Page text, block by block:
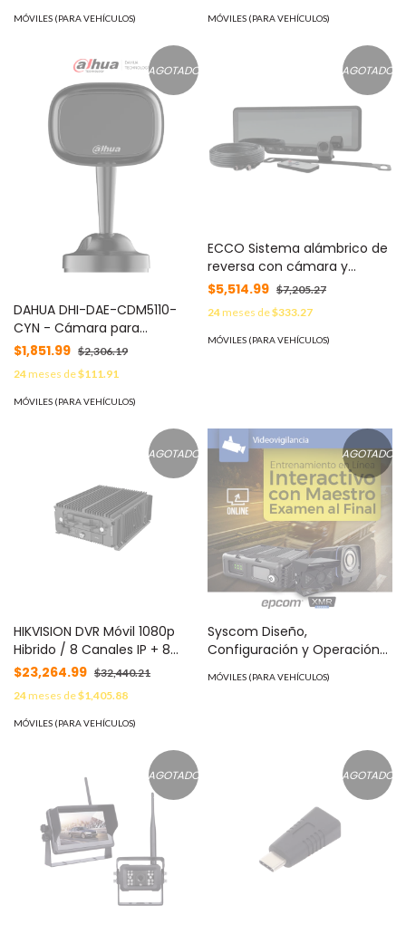
Protección IP6K9K para
MÓVILES (PARA VEHÍCULOS)
Comunicación 3G/4G. No
MÓVILES (PARA VEHÍCULOS)
AGOTADO
DAHUA DHI-DAE-CDM5110-
CYN - Cámara para
Monitoreo de Conductor/
Lente de 4mm/ IR de 3 Mts/
Para DVR Movil/ Analitico
DSM/ Detecta Cansancio y
Conductor/ Uso Interior/
$1,851.99 $2,306.19
24meses de$111.91
MÓVILES (PARA VEHÍCULOS)
AGOTADO
ECCO Sistema alámbrico de
reversa con cámara y
monitor de 9 pulgadas,
Incluye cámara para placa
de 170° MOD: EC4211BK
$5,514.99 $7,205.27
24meses de$333.27
MÓVILES (PARA VEHÍCULOS)
AGOTADO
HIKVISION DVR Móvil 1080p
Hibrido / 8 Canales IP + 8
Canales TURBOHD / GPS y
GLONASS / ADAS / DSM / SSD
y HDD / H.265 MOD: AE-
MD7083
$23,264.99 $32,440.21
24meses de$1,405.88
MÓVILES (PARA VEHÍCULOS)
AGOTADO
Syscom Diseño,
Configuración y Operación
de Sistemas de
Videovigilancia Para Flotillas
MÓVILES (PARA VEHÍCULOS)
AGOTADO AGOTADO